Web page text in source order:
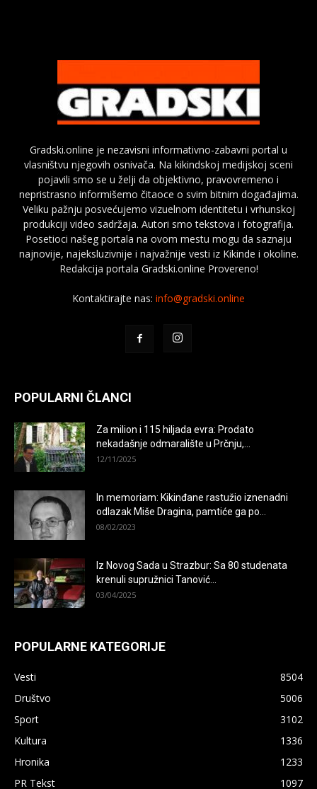
Gradski.online je nezavisni informativno-zabavni portal u
vlasništvu njegovih osnivača. Na kikindskoj medijskoj sceni
pojavili smo se u želji da objektivno, pravovremeno i
nepristrasno informišemo čitaoce o svim bitnim događajima.
Veliku pažnju posvećujemo vizuelnom identitetu i vrhunskoj
produkciji video sadržaja. Autori smo tekstova i fotografija.
Posetioci našeg portala na ovom mestu mogu da saznaju
najnovije, najeksluzivnije i najvažnije vesti iz Kikinde i okoline.
Redakcija portala Gradski.online Provereno!
Kontaktirajte nas: info@gradski.online
POPULARNI ČLANCI
Za milion i 115 hiljada evra: Prodato
nekadašnje odmaralište u Prčnju,...
12/11/2025
In memoriam: Kikinđane rastužio iznenadni
odlazak Miše Dragina, pamtiće ga po...
08/02/2023
Iz Novog Sada u Strazbur: Sa 80 studenata
krenuli supružnici Tanović...
03/04/2025
POPULARNE KATEGORIJE
Vesti
8504
Društvo
5006
Sport
3102
Kultura
1336
Hronika
1233
PR Tekst
1097